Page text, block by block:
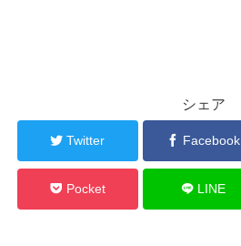
シェア
Twitter Facebook
Pocket LINE